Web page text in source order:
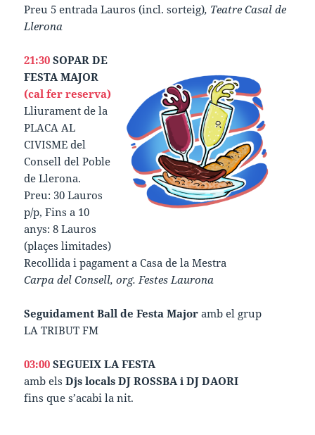
Preu 5 entrada Lauros (incl. sorteig), Teatre Casal de
Llerona
21:30 SOPAR DE
FESTA MAJOR
(cal fer reserva)
Lliurament de la
PLACA AL
CIVISME del
Consell del Poble
de Llerona.
Preu: 30 Lauros
p/p, Fins a 10
anys: 8 Lauros
(plaçes limitades)
Recollida i pagament a Casa de la Mestra
Carpa del Consell, org. Festes Laurona
Seguidament Ball de Festa Major amb el grup
LA TRIBUT FM
03:00 SEGUEIX LA FESTA
amb elsDjs locals DJ ROSSBA i DJ DAORI
fins que s’acabi la nit.